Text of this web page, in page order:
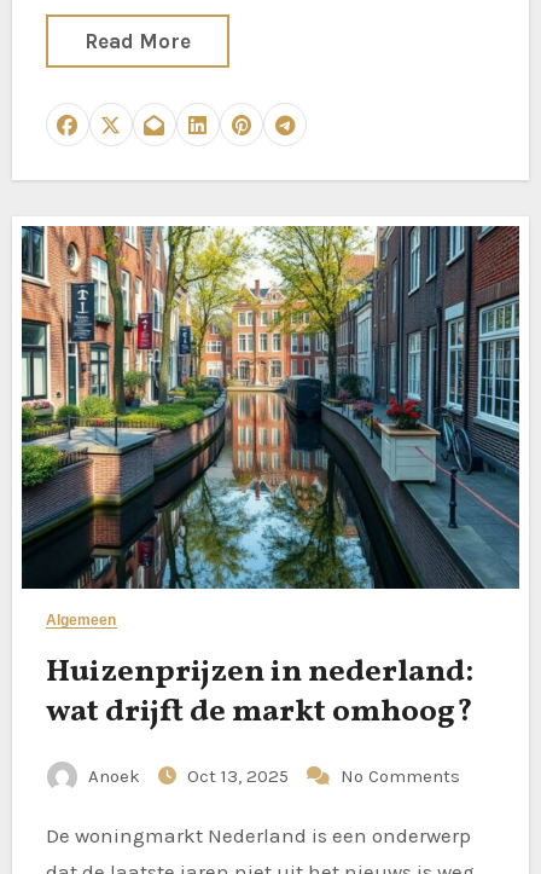
Read More
Algemeen
Huizenprijzen in nederland:
wat drijft de markt omhoog?
Anoek Oct 13, 2025 No Comments
De woningmarkt Nederland is een onderwerp